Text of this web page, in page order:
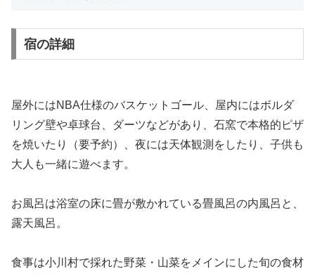
宿の詳細
屋外にはNBA仕様のバスケットゴール、屋内にはボルダ
リング壁や卓球台、ダーツなどがあり、石窯で本格的ピザ
を焼いたり（要予約）、夜には天体観測をしたり、子供も
大人も一緒に遊べます。
お風呂は浴室の床に畳が敷かれている畳風呂の内風呂と、
露天風呂。
食事は小川村で採れた野菜・山菜をメインにした旬の食材